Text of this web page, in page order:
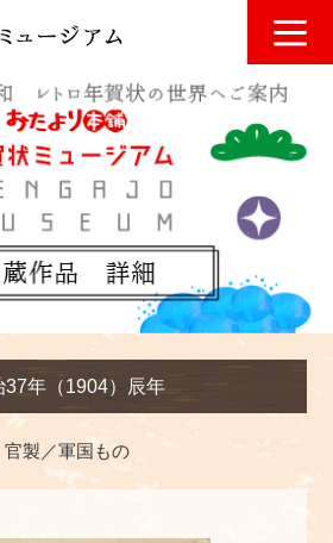
37年（1904）辰年
官製／軍国もの